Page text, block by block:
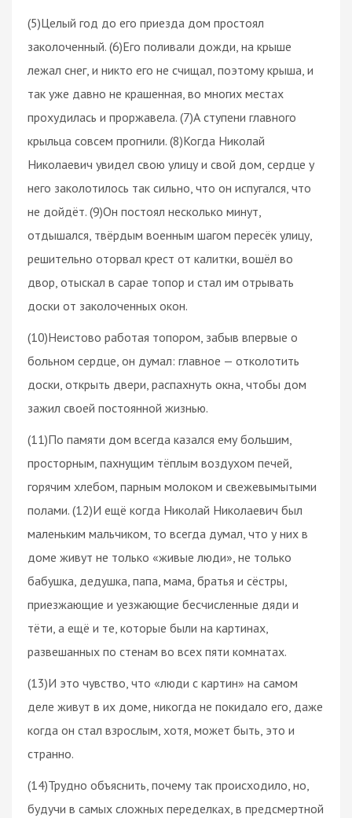
(5)Целый год до его приезда дом простоял
заколоченный. (6)Его поливали дожди, на крыше
лежал снег, и никто его не счищал, поэтому крыша, и
так уже давно не крашенная, во многих местах
прохудилась и проржавела. (7)А ступени главного
крыльца совсем прогнили. (8)Когда Николай
Николаевич увидел свою улицу и свой дом, сердце у
него заколотилось так сильно, что он испугался, что
не дойдёт. (9)Он постоял несколько минут,
отдышался, твёрдым военным шагом пересёк улицу,
решительно оторвал крест от калитки, вошёл во
двор, отыскал в сарае топор и стал им отрывать
доски от заколоченных окон.
(10)Неистово работая топором, забыв впервые о
больном сердце, он думал: главное — отколотить
доски, открыть двери, распахнуть окна, чтобы дом
зажил своей постоянной жизнью.
(11)По памяти дом всегда казался ему большим,
просторным, пахнущим тёплым воздухом печей,
горячим хлебом, парным молоком и свежевымытыми
полами. (12)И ещё когда Николай Николаевич был
маленьким мальчиком, то всегда думал, что у них в
доме живут не только «живые люди», не только
бабушка, дедушка, папа, мама, братья и сёстры,
приезжающие и уезжающие бесчисленные дяди и
тёти, а ещё и те, которые были на картинах,
развешанных по стенам во всех пяти комнатах.
(13)И это чувство, что «люди с картин» на самом
деле живут в их доме, никогда не покидало его, даже
когда он стал взрослым, хотя, может быть, это и
странно.
(14)Трудно объяснить, почему так происходило, но,
будучи в самых сложных переделках, в предсмертной